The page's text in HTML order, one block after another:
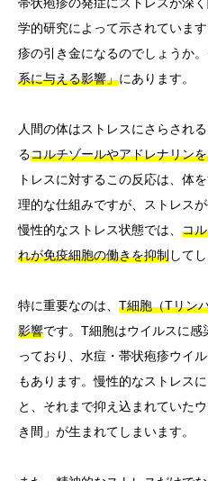
学的研究によって示されていま
疹の引き金になるのでしょうか。
系に与える影響」にあります。
人間の体はストレスにさらされ
るコルチゾールやアドレナリン
トレスに対するこの反応は、体
理的な仕組みですが、ストレス
慢性的なストレス状態では、 コ
れが免疫細胞の働きを抑制して
特に重要なのは、 T細胞（Tリン
影響です。T細胞はウイルスに感
っており、水痘・帯状疱疹ウイ
もあります。慢性的なストレス
と、それまで抑え込まれていた
き間」が生まれてしまいます。